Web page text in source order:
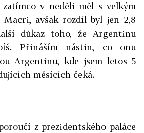
v neděli měl s velkým
Macri, avšak rozdíl byl jen 2,8
důkaz toho, že Argentinu
Přináším nástin, co onu
Argentinu, kde jsem letos 5
měsících čeká.
z prezidentského paláce